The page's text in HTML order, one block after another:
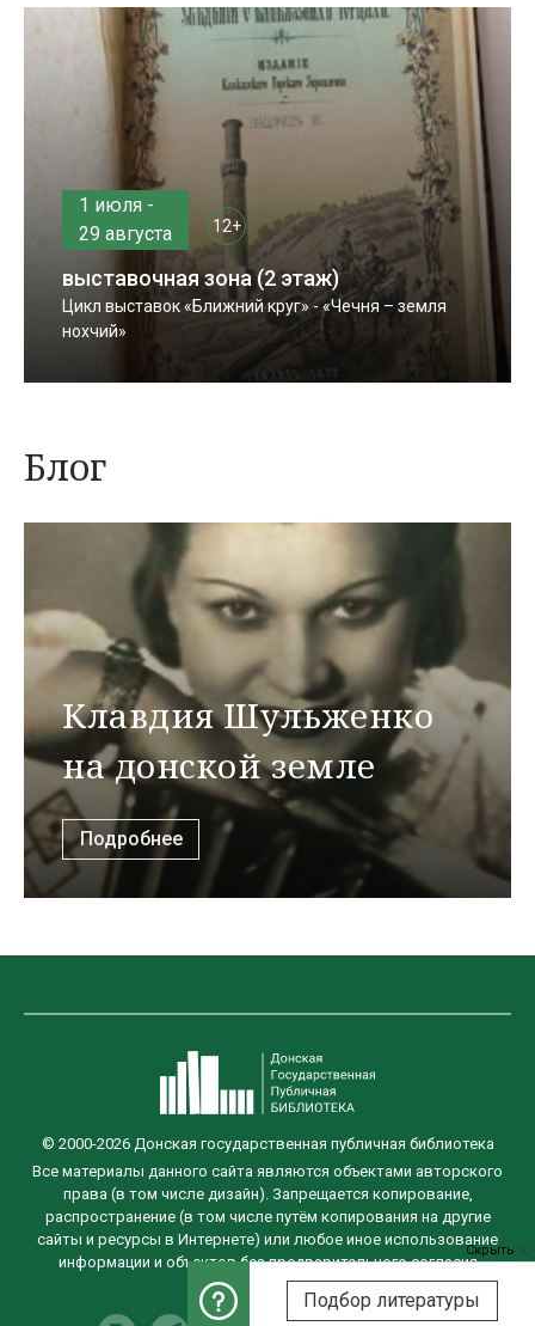
1 июля -
29 августа
12+
выставочная зона (2 этаж)
Цикл выставок «Ближний круг» - «Чечня – земля
нохчий»
Блог
Клавдия Шульженко
на донской земле
Подробнее
Скрыть
Подбор литературы
© 2000-2026 Донская государственная публичная библиотека
Все материалы данного сайта являются объектами авторского
права (в том числе дизайн). Запрещается копирование,
распространение (в том числе путём копирования на другие
сайты и ресурсы в Интернете) или любое иное использование
информации и объектов без предварительного согласия
правообладателя.